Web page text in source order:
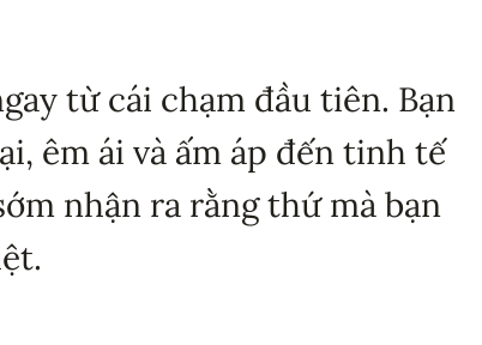
từ cái chạm đầu tiên. Bạn
êm ái và ấm áp đến tinh tế
nhận ra rằng thứ mà bạn